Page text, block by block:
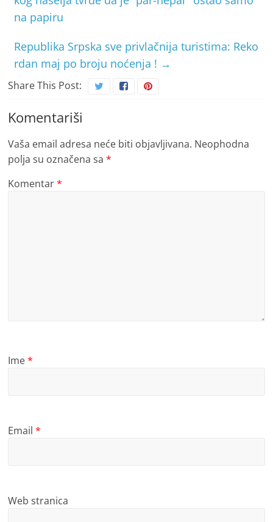
na papiru
Republika Srpska sve privlačnija turistima: Reko
rdan maj po broju noćenja ! →
Share This Post:
Komentariši
Vaša email adresa neće biti objavljivana. Neophodna
polja su označena sa*
Komentar*
Ime*
Email*
Web stranica